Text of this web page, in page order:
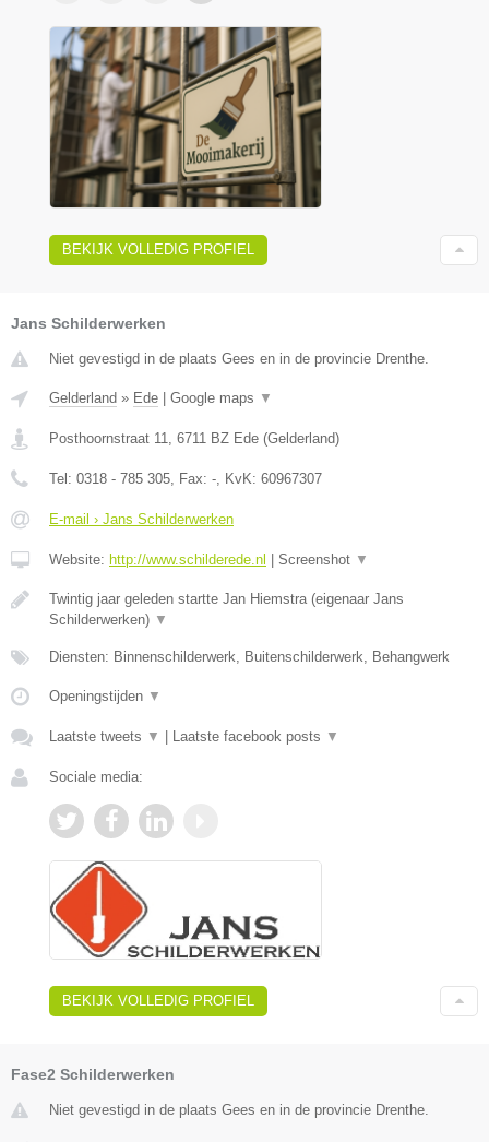
BEKIJK VOLLEDIG PROFIEL
Jans Schilderwerken
Niet gevestigd in de plaats Gees en in de provincie Drenthe.
Gelderland » Ede | Google maps ▼
Posthoornstraat 11 6711 BZ Ede (Gelderland)
Tel: 0318 - 785 305 , Fax: - , KvK: 60967307
E-mail › Jans Schilderwerken
Website: http://www.schilderede.nl | Screenshot ▼
Twintig jaar geleden startte Jan Hiemstra (eigenaar Jans
Schilderwerken) ▼
Diensten: Binnenschilderwerk, Buitenschilderwerk, Behangwerk
Openingstijden ▼
Laatste tweets ▼ | Laatste facebook posts ▼
Sociale media:
BEKIJK VOLLEDIG PROFIEL
Fase2 Schilderwerken
Niet gevestigd in de plaats Gees en in de provincie Drenthe.